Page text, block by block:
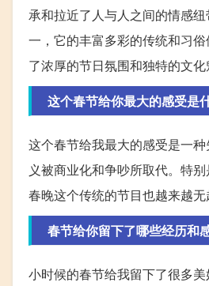
承和拉近了人与人之间的情感
一，它的丰富多彩的传统和习
了浓厚的节日氛围和独特的文化
这个春节给你最大的感受是
这个春节给我最大的感受是一
义被商业化和争吵所取代。特
春晚这个传统的节目也越来越
春节给你留下了哪些经历和
小时候的春节给我留下了很多